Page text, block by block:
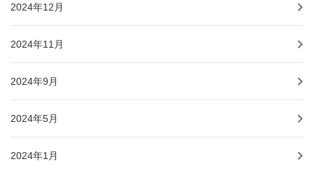
2024年12月
2024年11月
2024年9月
2024年5月
2024年1月